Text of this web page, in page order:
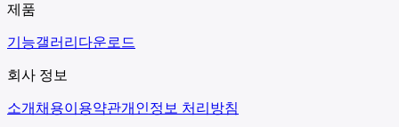
제품
기능갤러리 다운로드
회사 정보
소개 채용이용약관개인정보 처리방침